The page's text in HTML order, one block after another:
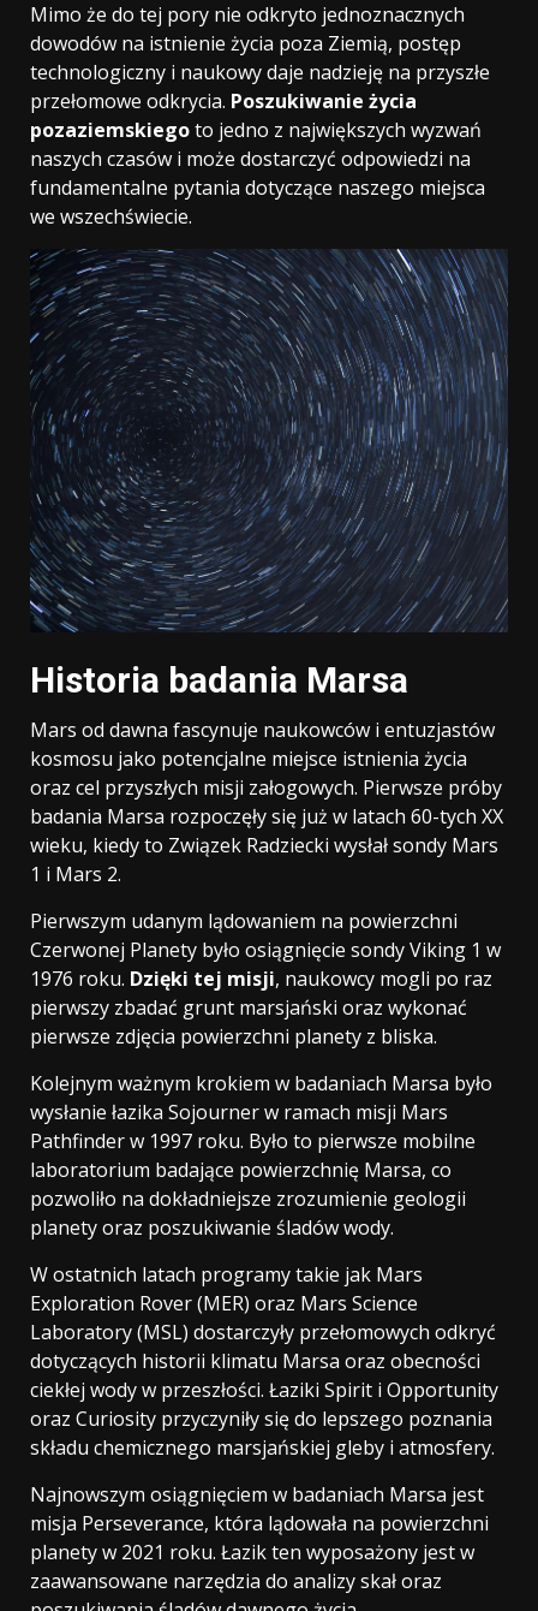
Mimo że do tej pory nie odkryto jednoznacznych
dowodów na istnienie życia poza Ziemią, postęp
technologiczny i naukowy daje nadzieję na przyszłe
przełomowe odkrycia. Poszukiwanie życia
pozaziemskiegoto jedno z największych wyzwań
naszych czasów i może dostarczyć odpowiedzi na
fundamentalne pytania dotyczące naszego miejsca
we wszechświecie.
Historia badania Marsa
Mars od dawna fascynuje naukowców i entuzjastów
kosmosu jako potencjalne miejsce istnienia życia
oraz cel przyszłych misji załogowych. Pierwsze próby
badania Marsa rozpoczęły się już w latach 60-tych XX
wieku, kiedy to Związek Radziecki wysłał sondy Mars
1 i Mars 2.
Pierwszym udanym lądowaniem na powierzchni
Czerwonej Planety było osiągnięcie sondy Viking 1 w
1976 roku. Dzięki tej misji, naukowcy mogli po raz
pierwszy zbadać grunt marsjański oraz wykonać
pierwsze zdjęcia powierzchni planety z bliska.
Kolejnym ważnym krokiem w badaniach Marsa było
wysłanie łazika Sojourner w ramach misji Mars
Pathfinder w 1997 roku. Było to pierwsze mobilne
laboratorium badające powierzchnię Marsa, co
pozwoliło na dokładniejsze zrozumienie geologii
planety oraz poszukiwanie śladów wody.
W ostatnich latach programy takie jak Mars
Exploration Rover (MER) oraz Mars Science
Laboratory (MSL) dostarczyły przełomowych odkryć
dotyczących historii klimatu Marsa oraz obecności
ciekłej wody w przeszłości. Łaziki Spirit i Opportunity
oraz Curiosity przyczyniły się do lepszego poznania
składu chemicznego marsjańskiej gleby i atmosfery.
Najnowszym osiągnięciem w badaniach Marsa jest
misja Perseverance, która lądowała na powierzchni
planety w 2021 roku. Łazik ten wyposażony jest w
zaawansowane narzędzia do analizy skał oraz